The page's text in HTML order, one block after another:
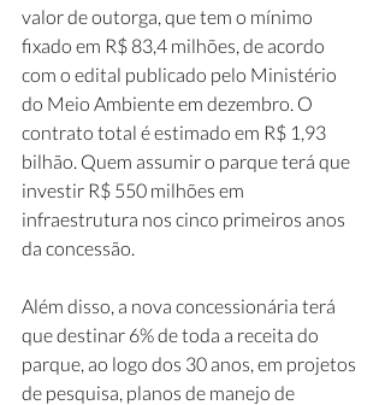
valor de outorga, que tem o mínimo
fixado em R$ 83,4 milhões, de acordo
com o edital publicado pelo Ministério
do Meio Ambiente em dezembro. O
contrato total é estimado em R$ 1,93
bilhão. Quem assumir o parque terá que
investir R$ 550 milhões em
infraestrutura nos cinco primeiros anos
da concessão.
Além disso, a nova concessionária terá
que destinar 6% de toda a receita do
parque, ao logo dos 30 anos, em projetos
de pesquisa, planos de manejo de